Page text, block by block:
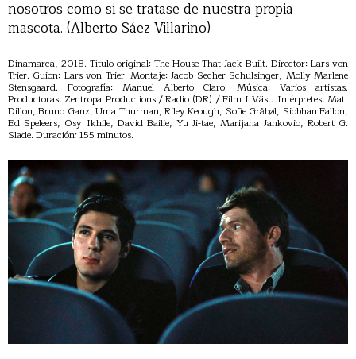
nosotros como si se tratase de nuestra propia
mascota. (Alberto Sáez Villarino)
Dinamarca, 2018. Título original: The House That Jack Built. Director: Lars von
Trier. Guion: Lars von Trier. Montaje: Jacob Secher Schulsinger, Molly Marlene
Stensgaard. Fotografía: Manuel Alberto Claro. Música: Varios artistas.
Productoras: Zentropa Productions / Radio (DR) / Film I Väst. Intérpretes: Matt
Dillon, Bruno Ganz, Uma Thurman, Riley Keough, Sofie Gråbøl, Siobhan Fallon,
Ed Speleers, Osy Ikhile, David Bailie, Yu Ji-tae, Marijana Jankovic, Robert G.
Slade. Duración: 155 minutos.